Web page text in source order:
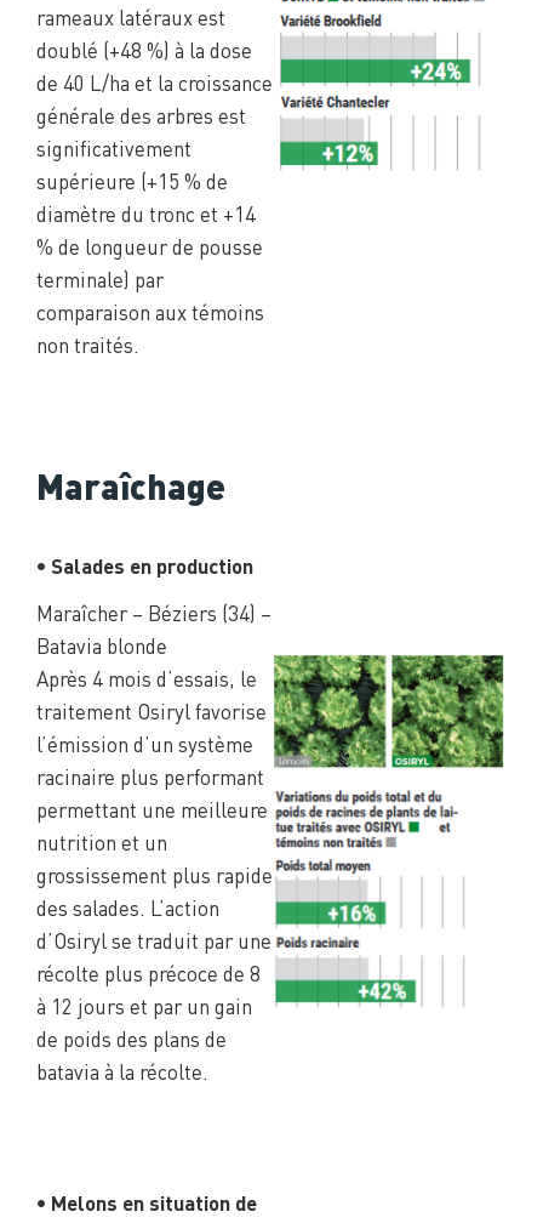
rameaux latéraux est
doublé (+48 %) à la dose
de 40 L/ha et la croissance
générale des arbres est
significativement
supérieure (+15 % de
diamètre du tronc et +14
% de longueur de pousse
terminale) par
comparaison aux témoins
non traités.
Maraîchage
• Salades en production
Maraîcher – Béziers (34) –
Batavia blonde
Après 4 mois d’essais, le
traitement Osiryl favorise
l’émission d’un système
racinaire plus performant
permettant une meilleure
nutrition et un
grossissement plus rapide
des salades. L’action
d’Osiryl se traduit par une
récolte plus précoce de 8
à 12 jours et par un gain
de poids des plans de
batavia à la récolte.
• Melons en situation de